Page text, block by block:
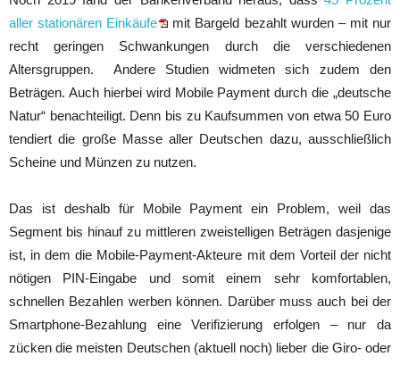
aller stationären Einkäufe
mit Bargeld bezahlt wurden – mit nur
recht geringen Schwankungen durch die verschiedenen
Altersgruppen. Andere Studien widmeten sich zudem den
Beträgen. Auch hierbei wird Mobile Payment durch die „deutsche
Natur“ benachteiligt. Denn bis zu Kaufsummen von etwa 50 Euro
tendiert die große Masse aller Deutschen dazu, ausschließlich
Scheine und Münzen zu nutzen.
Das ist deshalb für Mobile Payment ein Problem, weil das
Segment bis hinauf zu mittleren zweistelligen Beträgen dasjenige
ist, in dem die Mobile-Payment-Akteure mit dem Vorteil der nicht
nötigen PIN-Eingabe und somit einem sehr komfortablen,
schnellen Bezahlen werben können. Darüber muss auch bei der
Smartphone-Bezahlung eine Verifizierung erfolgen – nur da
zücken die meisten Deutschen (aktuell noch) lieber die Giro- oder